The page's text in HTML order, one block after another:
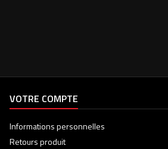
VOTRE COMPTE
Informations personnelles
Retours produit